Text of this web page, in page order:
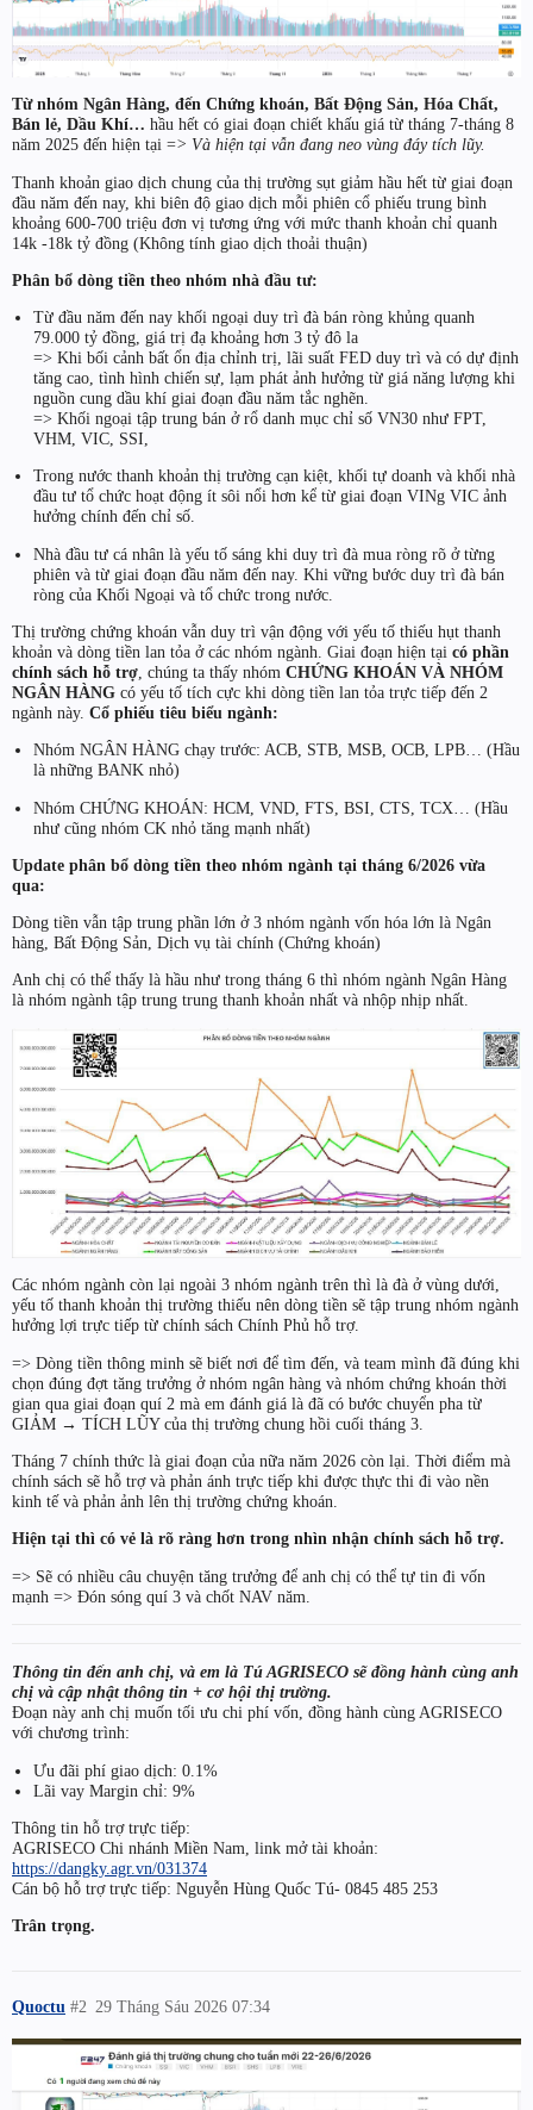
Từ nhóm Ngân Hàng, đến Chứng khoán, Bất Động Sản, Hóa Chất,
Bán lẻ, Dầu Khí… hầu hết có giai đoạn chiết khấu giá từ tháng 7-tháng 8
năm 2025 đến hiện tại => Và hiện tại vẫn đang neo vùng đáy tích lũy.
Thanh khoản giao dịch chung của thị trường sụt giảm hầu hết từ giai đoạn
đầu năm đến nay, khi biên độ giao dịch mỗi phiên cổ phiếu trung bình
khoảng 600-700 triệu đơn vị tương ứng với mức thanh khoản chỉ quanh
14k -18k tỷ đồng (Không tính giao dịch thoải thuận)
Phân bổ dòng tiền theo nhóm nhà đầu tư:
Từ đầu năm đến nay khối ngoại duy trì đà bán ròng khủng quanh
79.000 tỷ đồng, giá trị đạ khoảng hơn 3 tỷ đô la
=> Khi bối cảnh bất ổn địa chỉnh trị, lãi suất FED duy trì và có dự định
tăng cao, tình hình chiến sự, lạm phát ảnh hưởng từ giá năng lượng khi
nguồn cung dầu khí giai đoạn đầu năm tắc nghẽn.
=> Khối ngoại tập trung bán ở rổ danh mục chỉ số VN30 như FPT,
VHM, VIC, SSI,
Trong nước thanh khoản thị trường cạn kiệt, khối tự doanh và khối nhà
đầu tư tổ chức hoạt động ít sôi nổi hơn kể từ giai đoạn VINg VIC ảnh
hưởng chính đến chỉ số.
Nhà đầu tư cá nhân là yếu tố sáng khi duy trì đà mua ròng rõ ở từng
phiên và từ giai đoạn đầu năm đến nay. Khi vững bước duy trì đà bán
ròng của Khối Ngoại và tổ chức trong nước.
Thị trường chứng khoán vẫn duy trì vận động với yếu tố thiếu hụt thanh
khoản và dòng tiền lan tỏa ở các nhóm ngành. Giai đoạn hiện tại có phần
chính sách hỗ trợ , chúng ta thấy nhóm CHỨNG KHOÁN VÀ NHÓM
NGÂN HÀNG có yếu tố tích cực khi dòng tiền lan tỏa trực tiếp đến 2
ngành này. Cổ phiếu tiêu biểu ngành:
Nhóm NGÂN HÀNG chạy trước: ACB, STB, MSB, OCB, LPB… (Hầu
là những BANK nhỏ)
Nhóm CHỨNG KHOÁN: HCM, VND, FTS, BSI, CTS, TCX… (Hầu
như cũng nhóm CK nhỏ tăng mạnh nhất)
Update phân bổ dòng tiền theo nhóm ngành tại tháng 6/2026 vừa
qua:
Dòng tiền vẫn tập trung phần lớn ở 3 nhóm ngành vốn hóa lớn là Ngân
hàng, Bất Động Sản, Dịch vụ tài chính (Chứng khoán)
Anh chị có thể thấy là hầu như trong tháng 6 thì nhóm ngành Ngân Hàng
là nhóm ngành tập trung trung thanh khoản nhất và nhộp nhịp nhất.
Các nhóm ngành còn lại ngoài 3 nhóm ngành trên thì là đà ở vùng dưới,
yếu tố thanh khoản thị trường thiếu nên dòng tiền sẽ tập trung nhóm ngành
hưởng lợi trực tiếp từ chính sách Chính Phủ hỗ trợ.
=> Dòng tiền thông minh sẽ biết nơi để tìm đến, và team mình đã đúng khi
chọn đúng đợt tăng trưởng ở nhóm ngân hàng và nhóm chứng khoán thời
gian qua giai đoạn quí 2 mà em đánh giá là đã có bước chuyển pha từ
GIẢM → TÍCH LŨY của thị trường chung hồi cuối tháng 3.
Tháng 7 chính thức là giai đoạn của nữa năm 2026 còn lại. Thời điểm mà
chính sách sẽ hỗ trợ và phản ánh trực tiếp khi được thực thi đi vào nền
kinh tế và phản ảnh lên thị trường chứng khoán.
Hiện tại thì có vẻ là rõ ràng hơn trong nhìn nhận chính sách hỗ trợ.
=> Sẽ có nhiều câu chuyện tăng trưởng để anh chị có thể tự tin đi vốn
mạnh => Đón sóng quí 3 và chốt NAV năm.
Thông tin đến anh chị, và em là Tú AGRISECO sẽ đồng hành cùng anh
chị và cập nhật thông tin + cơ hội thị trường.
Đoạn này anh chị muốn tối ưu chi phí vốn, đồng hành cùng AGRISECO
với chương trình:
Ưu đãi phí giao dịch: 0.1%
Lãi vay Margin chỉ: 9%
Thông tin hỗ trợ trực tiếp:
AGRISECO Chi nhánh Miền Nam, link mở tài khoản:
https://dangky.agr.vn/031374
Cán bộ hỗ trợ trực tiếp: Nguyễn Hùng Quốc Tú- 0845 485 253
Trân trọng.
Quoctu 29 Tháng Sáu 2026 07:34
#2